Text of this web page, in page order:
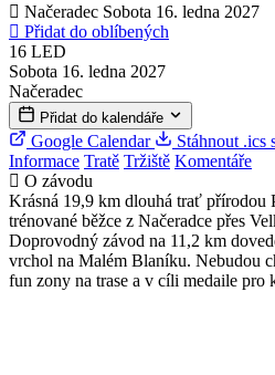
Načeradec Sobota 16. ledna 2027
Přidat do oblíbených
16 LED
Sobota 16. ledna 2027
Načeradec
Přidat do kalendáře
Google Calendar
Stáhnout .ics
Informace Tratě Tržiště Komentáře
O závodu
Krásná 19,9 km dlouhá trať přírodou
trénované běžce z Načeradce přes
Doprovodný závod na 11,2 km
vrchol na Malém Blaníku. Nebudou
fun zony na trase a v cíli medaile pro